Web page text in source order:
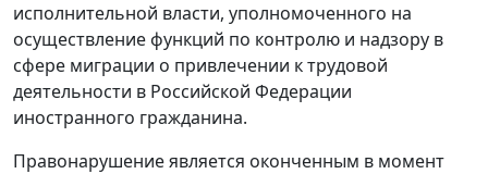
исполнительной власти, уполномоченного на
осуществление функций по контролю и надзору в
сфере миграции о привлечении к трудовой
деятельности в Российской Федерации
иностранного гражданина.
Правонарушение является оконченным в момент